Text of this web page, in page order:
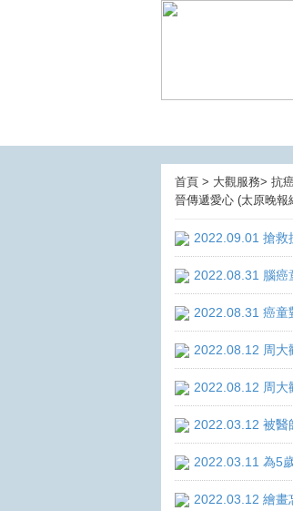
首頁 > 大觀服務> 抗
晉傳遞愛心 (太原晚報
2022.09.01 搶
2022.08.31 腦癌
2022.08.31 癌童
2022.08.12 周大
2022.08.12 周大
2022.03.12 被醫
2022.03.11 為5
2022.03.12 繪